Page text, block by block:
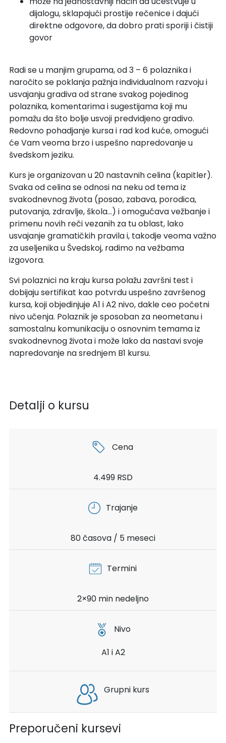
dijalogu, sklapajući prostije rečenice i dajući
direktne odgovore, da dobro prati sporiji i čistiji
govor
Radi se u manjim grupama, od 3 – 6 polaznika i
naročito se poklanja pažnja individualnom razvoju i
usvajanju gradiva od strane svakog pojedinog
polaznika, komentarima i sugestijama koji mu
pomažu da što bolje usvoji predvidjeno gradivo.
Redovno pohadjanje kursa i rad kod kuće, omogući
će Vam veoma brzo i uspešno napredovanje u
švedskom jeziku.
Kurs je organizovan u 20 nastavnih celina (kapitler).
Svaka od celina se odnosi na neku od tema iz
svakodnevnog života (posao, zabava, porodica,
putovanja, zdravlje, škola…) i omogućava vežbanje i
primenu novih reči vezanih za tu oblast, lako
usvajanje gramatičkih pravila i, takodje veoma važno
za useljenika u Švedskoj, radimo na vežbama
izgovora.
Svi polaznici na kraju kursa polažu završni test i
dobijaju sertifikat kao potvrdu uspešno završenog
kursa, koji objedinjuje A1 i A2 nivo, dakle ceo početni
nivo učenja. Polaznik je sposoban za neometanu i
samostalnu komunikaciju o osnovnim temama iz
svakodnevnog života i može lako da nastavi svoje
napredovanje na srednjem B1 kursu.
Detalji o kursu
Cena
4.499 RSD
Trajanje
80 časova / 5 meseci
Termini
2×90 min nedeljno
Nivo
A1 i A2
Grupni kurs
Preporučeni kursevi